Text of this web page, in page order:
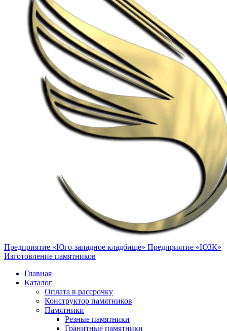
Предприятие «Юго-западное кладбище» Предприятие «ЮЗК»
Изготовление памятников
Главная
Каталог
Оплата в рассрочку
Конструктор памятников
Памятники
Резные памятники
Гранитные памятники